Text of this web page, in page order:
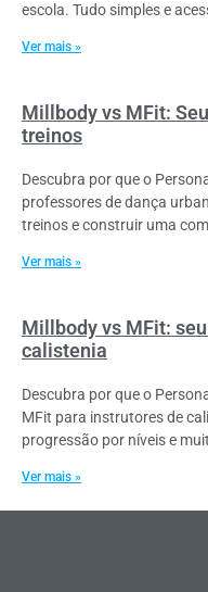
escola. Tudo simples e
Ver mais »
Millbody vs MFit:
treinos
Descubra por que o
professores de dança
treinos e construir uma
Ver mais »
Millbody vs MFit:
calistenia
Descubra por que o
MFit para instrutores de
progressão por níveis e
Ver mais »